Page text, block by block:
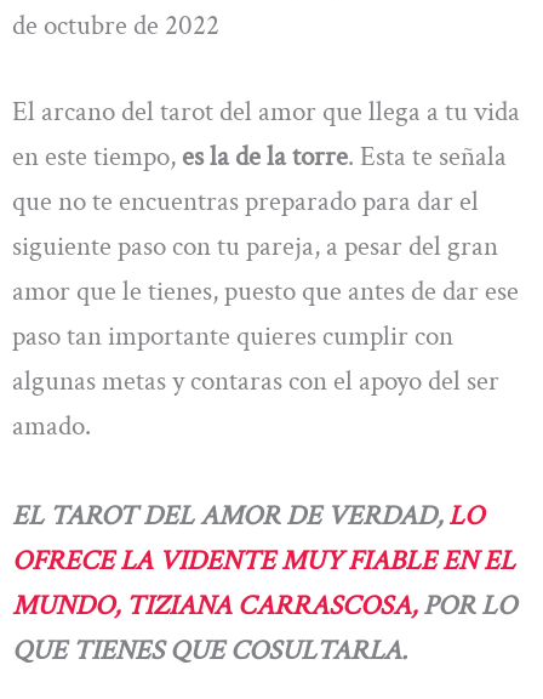
de octubre de 2022
El arcano del tarot del amor que llega a tu vida
en este tiempo, es la de la torre. Esta te señala
que no te encuentras preparado para dar el
siguiente paso con tu pareja, a pesar del gran
amor que le tienes, puesto que antes de dar ese
paso tan importante quieres cumplir con
algunas metas y contaras con el apoyo del ser
amado.
EL TAROT DEL AMOR DE VERDAD,LO
OFRECE LA VIDENTE MUY FIABLE EN EL
MUNDO, TIZIANA CARRASCOSA,POR LO
QUE TIENES QUE COSULTARLA.